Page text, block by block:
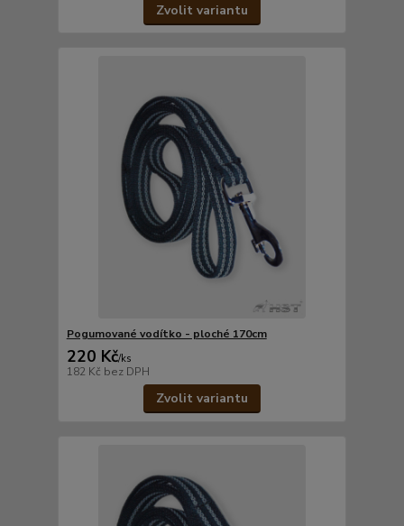
Zvolit variantu
Pogumované vodítko - ploché 170cm
220 Kč/ks
182 Kč bez DPH
Zvolit variantu